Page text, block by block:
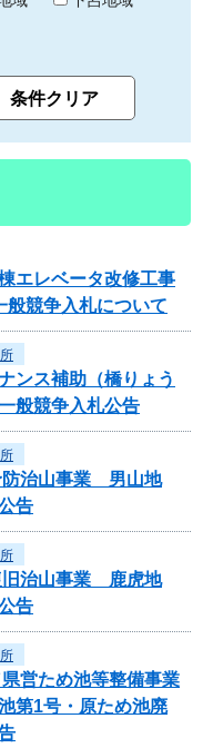
エレベータ改修工事
般競争入札について
ンス補助（橋りょう
般競争入札公告
防治山事業 男山地
告
旧治山事業 鹿虎地
告
営ため池等整備事業
第1号・原ため池廃